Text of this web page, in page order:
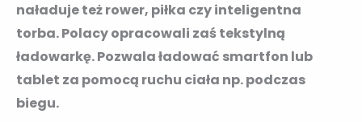
naładuje też rower, piłka czy inteligentna
torba. Polacy opracowali zaś tekstylną
ładowarkę. Pozwala ładować smartfon lub
tablet za pomocą ruchu ciała np. podczas
biegu.